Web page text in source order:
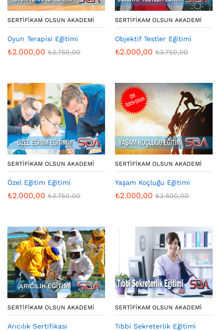
SERTIFIKAM OLSUN AKADEMI
Oyun Terapisi Eğitimi
₺2.000,00 ₺3.750,00
SERTIFIKAM OLSUN AKADEMI
Objektif Testler Eğitimi
₺2.000,00 ₺3.750,00
SERTIFIKAM OLSUN AKADEMI
Özel Eğitim Eğitimi
₺2.000,00 ₺3.750,00
SERTIFIKAM OLSUN AKADEMI
Yaşam Koçluğu Eğitimi
₺2.000,00 ₺3.500,00
SERTIFIKAM OLSUN AKADEMI
Arıcılık Sertifikası
SERTIFIKAM OLSUN AKADEMI
Tıbbi Sekreterlik Eğitimi